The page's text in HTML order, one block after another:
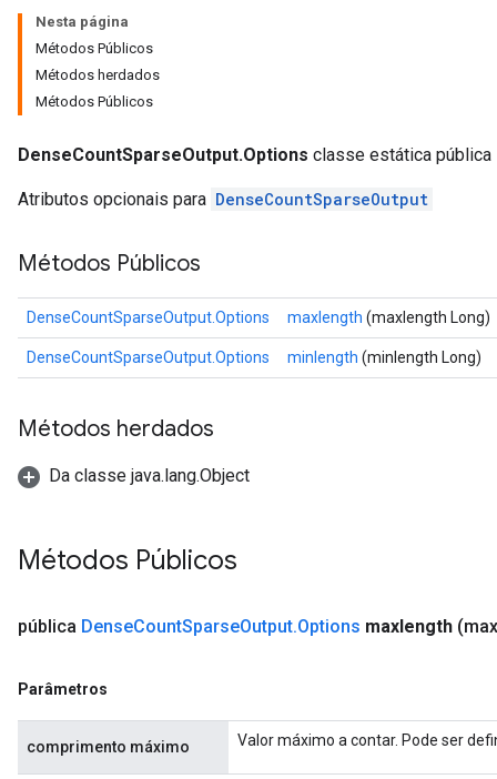
Nesta página
Métodos Públicos
Métodos herdados
Métodos Públicos
DenseCountSparseOutput.Options classe estática pública
Atributos opcionais para DenseCountSparseOutput
Métodos Públicos
DenseCountSparseOutput.Options maxlength (maxlength Long)
DenseCountSparseOutput.Options minlength (minlength Long)
Métodos herdados
Da classe java.lang.Object
Métodos Públicos
pública DenseCountSparseOutput.Options maxlength
Parâmetros
comprimento máximo Valor máximo a contar. Pode ser